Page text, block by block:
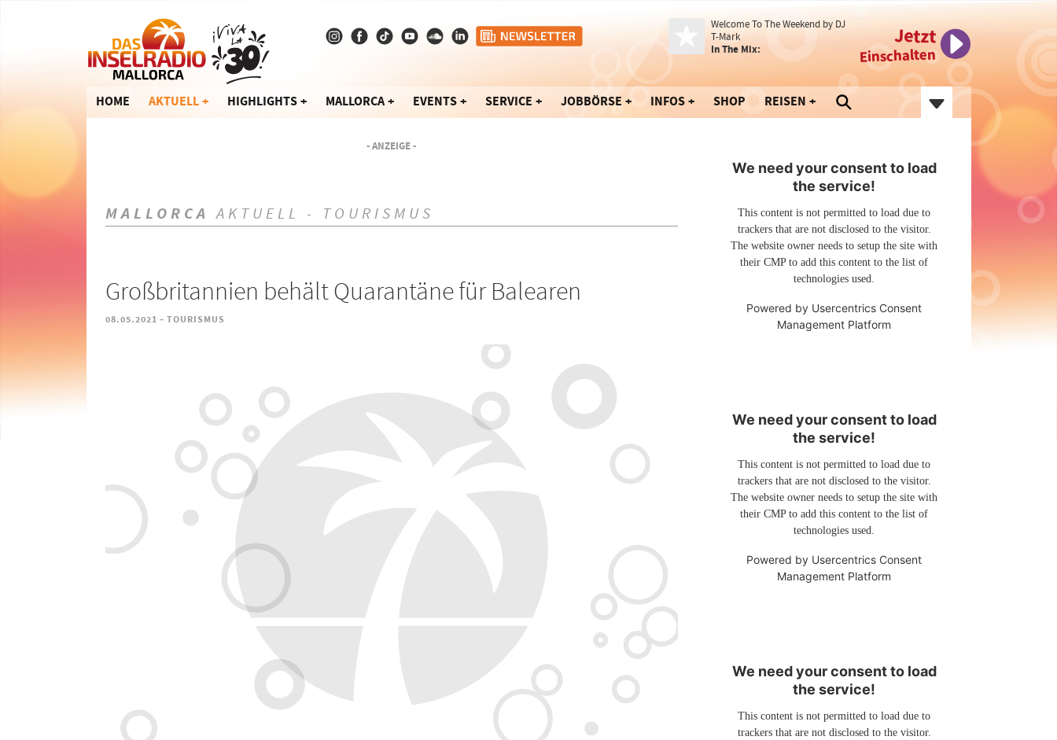
Welcome To The Weekend by DJ
T-Mark
In The Mix:
Jetzt
Einschalten
HOME AKTUELL HIGHLIGHTS MALLORCA EVENTS SERVICE JOBBÖRSE INFOS SHOP REISEN
- ANZEIGE -
MALLORCA AKTUELL - TOURISMUS
Großbritannien behält Quarantäne für Balearen
08.05.2021 - TOURISMUS
We need your consent to load
the service!
This content is not permitted to load due to
trackers that are not disclosed to the visitor.
The website owner needs to setup the site with
their CMP to add this content to the list of
technologies used.
Powered by Usercentrics Consent
Management Platform
We need your consent to load
the service!
This content is not permitted to load due to
trackers that are not disclosed to the visitor.
The website owner needs to setup the site with
their CMP to add this content to the list of
technologies used.
Powered by Usercentrics Consent
Management Platform
We need your consent to load
the service!
This content is not permitted to load due to
trackers that are not disclosed to the visitor.